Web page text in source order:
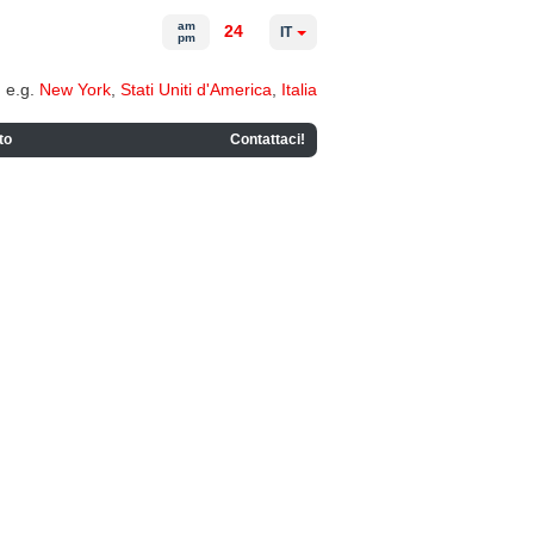
e.g. New York Stati Uniti d'America Italia
Contattaci!
am
pm
24 IT